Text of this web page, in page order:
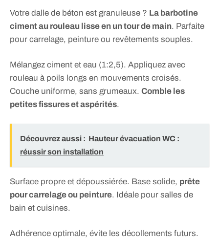
Votre dalle de béton est granuleuse ? La barbotine
ciment au rouleau lisse en un tour de main. Parfaite
pour carrelage, peinture ou revêtements souples.
Mélangez ciment et eau (1:2,5). Appliquez avec
rouleau à poils longs en mouvements croisés.
Couche uniforme, sans grumeaux. Comble les
petites fissures et aspérités.
Découvrez aussi : Hauteur évacuation WC :
réussir son installation
Surface propre et dépoussiérée. Base solide, prête
pour carrelage ou peinture. Idéale pour salles de
bain et cuisines.
Adhérence optimale, évite les décollements futurs.